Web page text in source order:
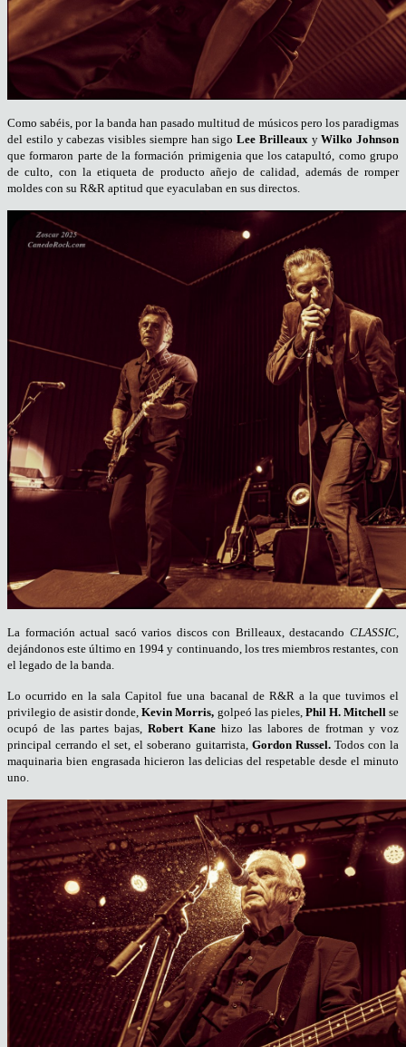
Como sabéis, por la banda han pasado multitud de músicos pero los paradigmas
del estilo y cabezas visibles siempre han sigo Lee Brilleaux yWilko Johnson
que formaron parte de la formación primigenia que los catapultó, como grupo
de culto, con la etiqueta de producto añejo de calidad, además de romper
moldes con su R&R aptitud que eyaculaban en sus directos.
La formación actual sacó varios discos con Brilleaux, destacando CLASSIC,
dejándonos este último en 1994 y continuando, los tres miembros restantes, con
el legado de la banda.
Lo ocurrido en la sala Capitol fue una bacanal de R&R a la que tuvimos el
privilegio de asistir donde,Kevin Morris, golpeó las pieles, Phil H. Mitchellse
ocupó de las partes bajas, Robert Kane hizo las labores de frotman y voz
principal cerrando el set, el soberano guitarrista, Gordon Russel.Todos con la
maquinaria bien engrasada hicieron las delicias del respetable desde el minuto
uno.